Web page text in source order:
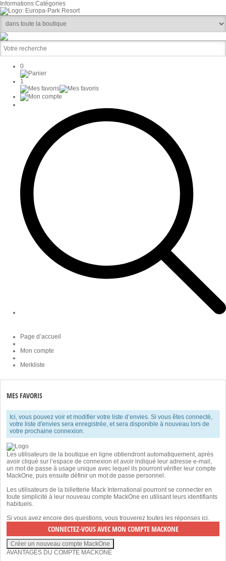
Informations Catégories
0
1
Page d’accueil
Mon compte
Merkliste
MES FAVORIS
Ici, vous pouvez voir et modifier votre liste d’envies. Si vous êtes connecté,
votre liste d'envies sera enregistrée, et sera disponible à nouveau lors de
votre prochaine connexion.
Les utilisateurs de la boutique en ligne obtiendront automatiquement, après
avoir cliqué sur l’espace de connexion et avoir indiqué leur adresse e-mail,
un mot de passe à usage unique avec lequel ils pourront vérifier leur compte
MackOne, puis ensuite définir un mot de passe personnel.
Les utilisateurs de la billetterie Mack International pourront se connecter en
toute simplicité à leur nouveau compte MackOne en utilisant leurs identifiants
habituels.
Si vous avez encore des questions, vous trouverez toutes les réponses ici
AVANTAGES DU COMPTE MACKONE